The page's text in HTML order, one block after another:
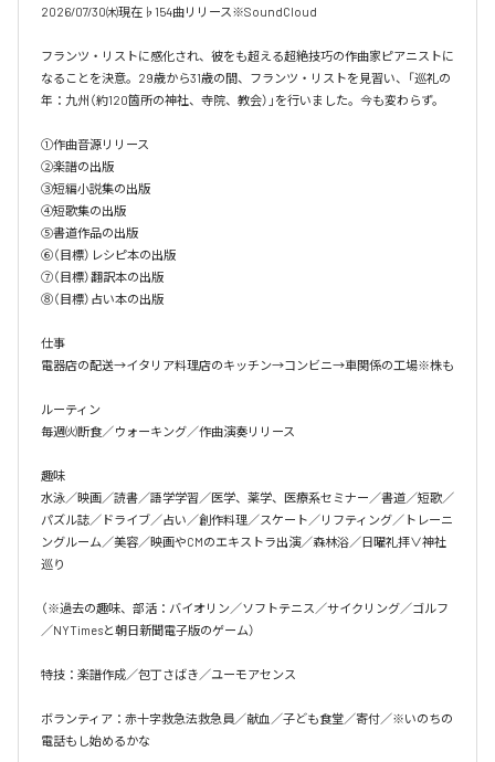
2026/07/30㈭現在♭154曲リリース※SoundCloud
フランツ・リストに感化され、彼をも超える超絶技巧の作曲家ピアニストに
なることを決意。29歳から31歳の間、フランツ・リストを見習い、「巡礼の
年：九州（約120箇所の神社、寺院、教会）」を行いました。今も変わらず。
①作曲音源リリース
②楽譜の出版
③短編小説集の出版
④短歌集の出版
⑤書道作品の出版
⑥（目標）レシピ本の出版
⑦（目標）翻訳本の出版
⑧（目標）占い本の出版
仕事
電器店の配送→イタリア料理店のキッチン→コンビニ→車関係の工場※株も
ルーティン
毎週㈫断食／ウォーキング／作曲演奏リリース
趣味
水泳／映画／読書／語学学習／医学、薬学、医療系セミナー／書道／短歌／
パズル誌／ドライブ／占い／創作料理／スケート／リフティング／トレーニ
ングルーム／美容／映画やCMのエキストラ出演／森林浴／日曜礼拝∨神社
巡り
（※過去の趣味、部活：バイオリン／ソフトテニス／サイクリング／ゴルフ
／NYTimesと朝日新聞電子版のゲーム）
特技：楽譜作成／包丁さばき／ユーモアセンス
ボランティア：赤十字救急法救急員／献血／子ども食堂／寄付／※いのちの
電話もし始めるかな